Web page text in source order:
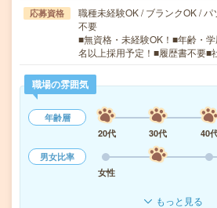
応募資格
職種未経験OK / ブランクOK /
不要
■無資格・未経験OK！■年齢・
名以上採用予定！■履歴書不要
職場の雰囲気
年齢層
20代
30代 40
男女比率
女性
もっと見る